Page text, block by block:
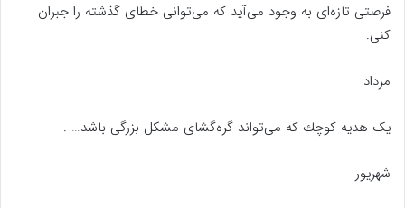
فرصتی تازه‌ای به وجود می‌آید كه می‌توانی خطای گذشته را جبران
كنی.
مرداد
يک هديه كوچك که می‌تواند گره‌گشای مشكل بزرگی باشد… .
شهریور